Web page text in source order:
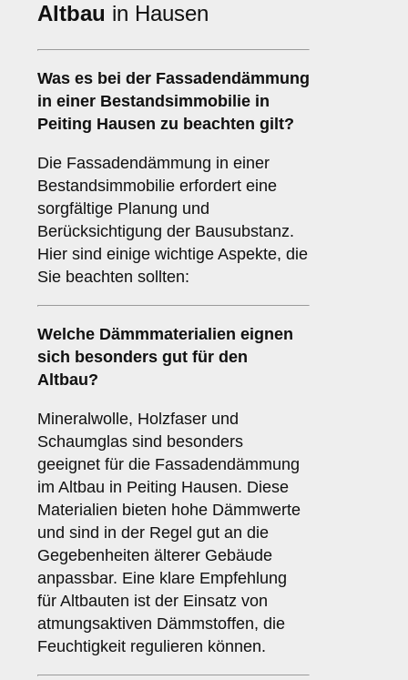
Altbau in Hausen
Was es bei der Fassadendämmung
in einer Bestandsimmobilie in
Peiting Hausen zu beachten gilt?
Die Fassadendämmung in einer
Bestandsimmobilie erfordert eine
sorgfältige Planung und
Berücksichtigung der Bausubstanz.
Hier sind einige wichtige Aspekte, die
Sie beachten sollten:
Welche Dämmmaterialien eignen
sich besonders gut für den
Altbau?
Mineralwolle, Holzfaser und
Schaumglas sind besonders
geeignet für die Fassadendämmung
im Altbau in Peiting Hausen. Diese
Materialien bieten hohe Dämmwerte
und sind in der Regel gut an die
Gegebenheiten älterer Gebäude
anpassbar. Eine klare Empfehlung
für Altbauten ist der Einsatz von
atmungsaktiven Dämmstoffen, die
Feuchtigkeit regulieren können.